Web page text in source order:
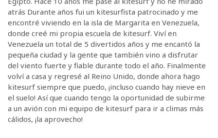
atrás Durante años fui un kitesurfista patrocinado y me
encontré viviendo en la isla de Margarita en Venezuela,
donde creé mi propia escuela de kitesurf. Viví en
Venezuela un total de 5 divertidos años y me encantó la
pequeña ciudad y la gente que también vino a disfrutar
del viento fuerte y fiable durante todo el año. Finalmente
volví a casa y regresé al Reino Unido, donde ahora hago
kitesurf siempre que puedo, ¡incluso cuando hay nieve en
el suelo! Así que cuando tengo la oportunidad de subirme
a un avión con mi equipo de kitesurf para ir a climas más
cálidos, ¡la aprovecho!